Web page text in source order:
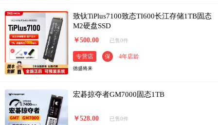
致钛TiPlus7100致态TI600长江存储1TB固态
M2硬盘SSD
￥500.00 已售0件
专营店 保 4年店龄
德盛将来
宏碁掠夺者GM7000固态1TB
￥528.00 已售0件